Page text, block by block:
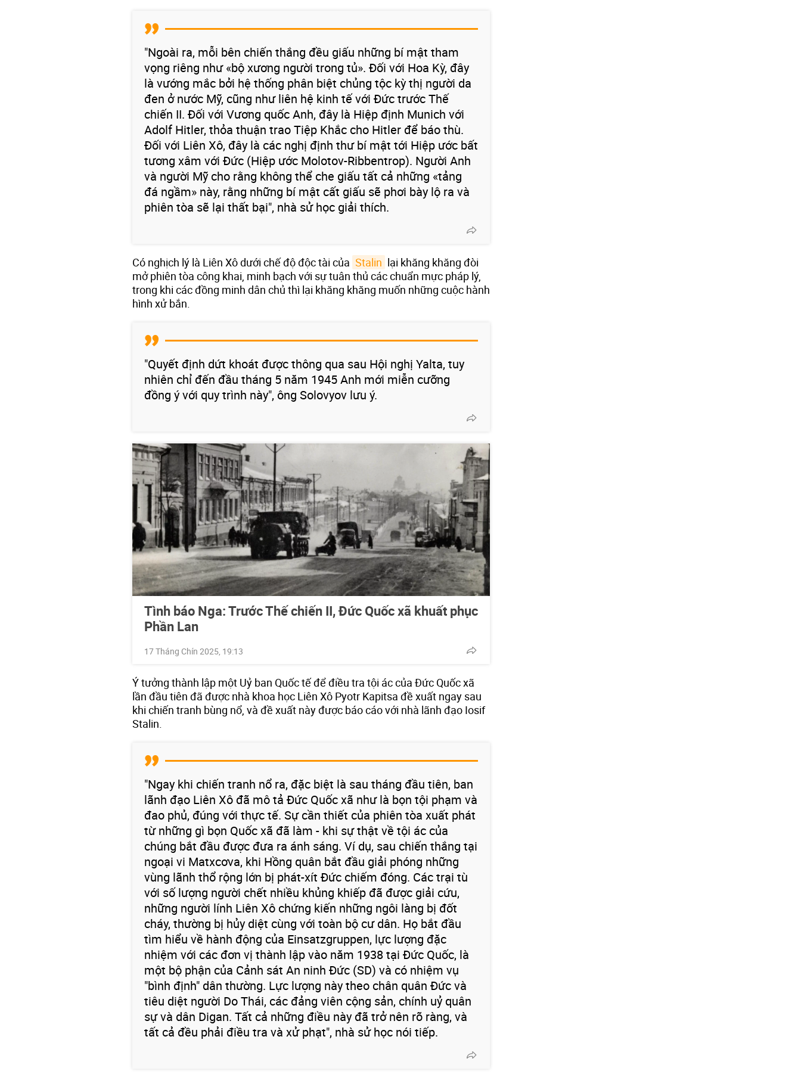
"Ngoài ra, mỗi bên chiến thắng đều giấu những bí mật tham
vọng riêng như «bộ xương người trong tủ». Đối với Hoa Kỳ, đây
là vướng mắc bởi hệ thống phân biệt chủng tộc kỳ thị người da
đen ở nước Mỹ, cũng như liên hệ kinh tế với Đức trước Thế
chiến II. Đối với Vương quốc Anh, đây là Hiệp định Munich với
Adolf Hitler, thỏa thuận trao Tiệp Khắc cho Hitler để báo thù.
Đối với Liên Xô, đây là các nghị định thư bí mật tới Hiệp ước bất
tương xâm với Đức (Hiệp ước Molotov-Ribbentrop). Người Anh
và người Mỹ cho rằng không thể che giấu tất cả những «tảng
đá ngầm» này, rằng những bí mật cất giấu sẽ phơi bày lộ ra và
phiên tòa sẽ lại thất bại", nhà sử học giải thích.
Có nghịch lý là Liên Xô dưới chế độ độc tài của Stalin lại khăng khăng đòi
mở phiên tòa công khai, minh bạch với sự tuân thủ các chuẩn mực pháp lý,
trong khi các đồng minh dân chủ thì lại khăng khăng muốn những cuộc hành
hình xử bắn.
"Quyết định dứt khoát được thông qua sau Hội nghị Yalta, tuy
nhiên chỉ đến đầu tháng 5 năm 1945 Anh mới miễn cưỡng
đồng ý với quy trình này", ông Solovyov lưu ý.
Tình báo Nga: Trước Thế chiến II, Đức Quốc xã khuất phục
Phần Lan
17 Tháng Chín 2025, 19:13
Ý tưởng thành lập một Uỷ ban Quốc tế để điều tra tội ác của Đức Quốc xã
lần đầu tiên đã được nhà khoa học Liên Xô Pyotr Kapitsa đề xuất ngay sau
khi chiến tranh bùng nổ, và đề xuất này được báo cáo với nhà lãnh đạo Iosif
Stalin.
"Ngay khi chiến tranh nổ ra, đặc biệt là sau tháng đầu tiên, ban
lãnh đạo Liên Xô đã mô tả Đức Quốc xã như là bọn tội phạm và
đao phủ, đúng với thực tế. Sự cần thiết của phiên tòa xuất phát
từ những gì bọn Quốc xã đã làm - khi sự thật về tội ác của
chúng bắt đầu được đưa ra ánh sáng. Ví dụ, sau chiến thắng tại
ngoại vi Matxcơva, khi Hồng quân bắt đầu giải phóng những
vùng lãnh thổ rộng lớn bị phát-xít Đức chiếm đóng. Các trại tù
với số lượng người chết nhiều khủng khiếp đã được giải cứu,
những người lính Liên Xô chứng kiến ​​những ngôi làng bị đốt
cháy, thường bị hủy diệt cùng với toàn bộ cư dân. Họ bắt đầu
tìm hiểu về hành động của Einsatzgruppen, lực lượng đặc
nhiệm với các đơn vị thành lập vào năm 1938 tại Đức Quốc, là
một bộ phận của Cảnh sát An ninh Đức (SD) và có nhiệm vụ
"bình định" dân thường. Lực lượng này theo chân quân Đức và
tiêu diệt người Do Thái, các đảng viên cộng sản, chính uỷ quân
sự và dân Digan. Tất cả những điều này đã trở nên rõ ràng, và
tất cả đều phải điều tra và xử phạt", nhà sử học nói tiếp.